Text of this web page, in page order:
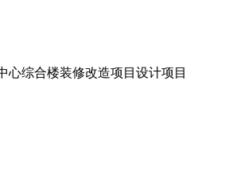
心综合楼装修改造项目设计项目